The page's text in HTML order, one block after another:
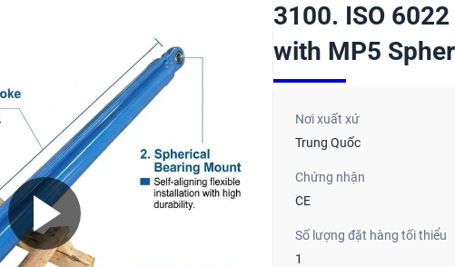
3100. ISO
with MP5
Nơi xuất xứ
Trung Quốc
Chứng nhận
CE
Số lượng đặt hàng tối thiểu
1